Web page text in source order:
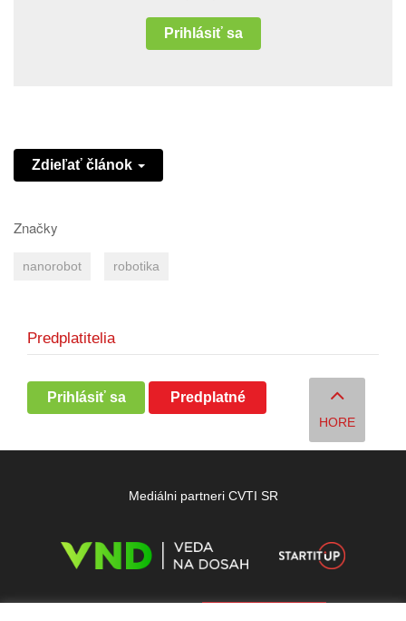
Prihlásiť sa
Zdieľať článok
Značky
nanorobot robotika
Predplatitelia
Prihlásiť sa Predplatné
HORE
Mediálni partneri CVTI SR